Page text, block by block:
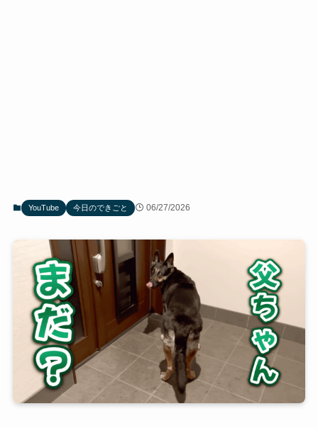
YouTube 今日のできごと 06/27/2026